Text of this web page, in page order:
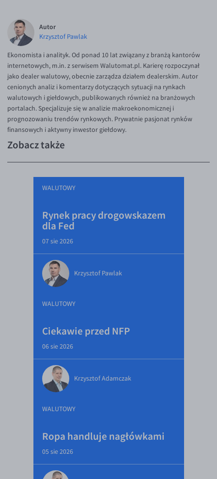
Autor
Krzysztof Pawlak
Ekonomista i analityk. Od ponad 10 lat związany z branżą kantorów
internetowych, m.in. z serwisem Walutomat.pl. Karierę rozpoczynał
jako dealer walutowy, obecnie zarządza działem dealerskim. Autor
cenionych analiz i komentarzy dotyczących sytuacji na rynkach
walutowych i giełdowych, publikowanych również na branżowych
portalach. Specjalizuje się w analizie makroekonomicznej i
prognozowaniu trendów rynkowych. Prywatnie pasjonat rynków
finansowych i aktywny inwestor giełdowy.
Zobacz także
WALUTOWY
Rynek pracy drogowskazem
dla Fed
07 sie 2026
Krzysztof Pawlak
WALUTOWY
Ciekawie przed NFP
06 sie 2026
Krzysztof Adamczak
WALUTOWY
Ropa handluje nagłówkami
05 sie 2026